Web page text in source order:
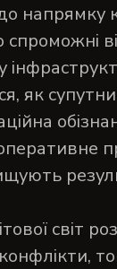
напрямку
спроможні
як
світ